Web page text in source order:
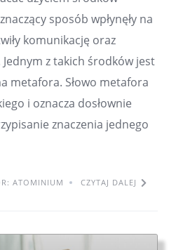
sposób wpłynęły na
komunikację oraz
z takich środków jest
metafora. Słowo metafora
i oznacza dosłownie
znaczenia jednego
ATOMINIUM CZYTAJ DALEJ